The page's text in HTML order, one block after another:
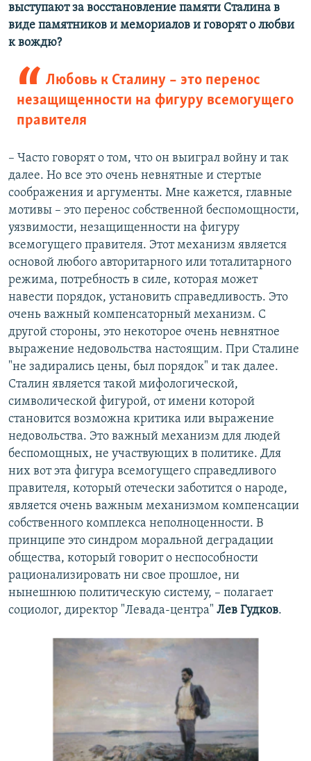
выступают за восстановление памяти Сталина в
виде памятников и мемориалов и говорят о любви
к вождю?
Любовь к Сталину – это перенос
незащищенности на фигуру всемогущего
правителя
– Часто говорят о том, что он выиграл войну и так
далее. Но все это очень невнятные и стертые
соображения и аргументы. Мне кажется, главные
мотивы – это перенос собственной беспомощности,
уязвимости, незащищенности на фигуру
всемогущего правителя. Этот механизм является
основой любого авторитарного или тоталитарного
режима, потребность в силе, которая может
навести порядок, установить справедливость. Это
очень важный компенсаторный механизм. С
другой стороны, это некоторое очень невнятное
выражение недовольства настоящим. При Сталине
"не задирались цены, был порядок" и так далее.
Сталин является такой мифологической,
символической фигурой, от имени которой
становится возможна критика или выражение
недовольства. Это важный механизм для людей
беспомощных, не участвующих в политике. Для
них вот эта фигура всемогущего справедливого
правителя, который отечески заботится о народе,
является очень важным механизмом компенсации
собственного комплекса неполноценности. В
принципе это синдром моральной деградации
общества, который говорит о неспособности
рационализировать ни свое прошлое, ни
нынешнюю политическую систему, – полагает
социолог, директор "Левада-центра" Лев Гудков.